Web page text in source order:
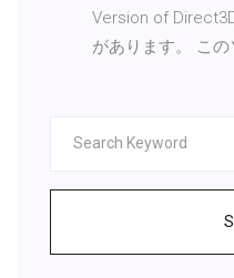
Version of
があります。 こ